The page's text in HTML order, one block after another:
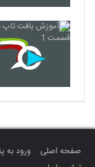
صفحه اصلی ورود به